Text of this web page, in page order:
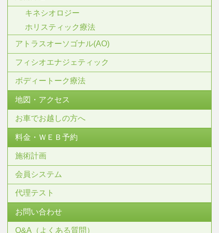
キネシオロジー
ホリスティック療法
アトラスオーソゴナル(AO)
フィシオエナジェティック
ボディートーク療法
地図・アクセス
お車でお越しの方へ
料金・ＷＥＢ予約
施術計画
会員システム
代理テスト
お問い合わせ
Q&A（よくある質問）